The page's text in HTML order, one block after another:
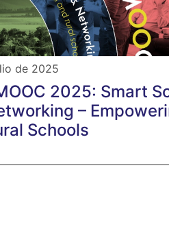
de 2025
2025: Smart
–
Schools